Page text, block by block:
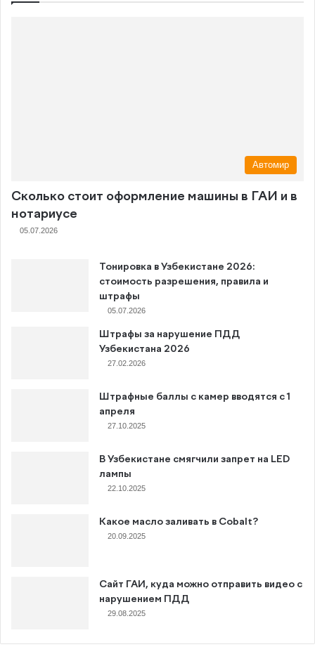
Автомир
Сколько стоит оформление машины в ГАИ и в
нотариусе
05.07.2026
Тонировка в Узбекистане 2026:
стоимость разрешения, правила и
штрафы
05.07.2026
Штрафы за нарушение ПДД
Узбекистана 2026
27.02.2026
Штрафные баллы с камер вводятся с 1
апреля
27.10.2025
В Узбекистане смягчили запрет на LED
лампы
22.10.2025
Какое масло заливать в Cobalt?
20.09.2025
Сайт ГАИ, куда можно отправить видео с
нарушением ПДД
29.08.2025